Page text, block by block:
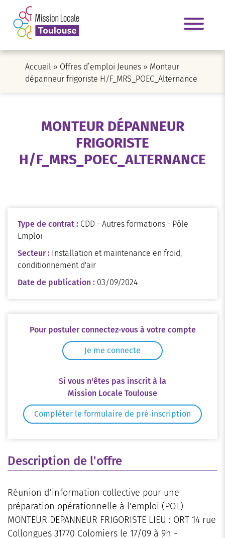
Accueil » Offres d’emploi Jeunes » Monteur
dépanneur frigoriste H/F_MRS_POEC_Alternance
MONTEUR DÉPANNEUR
FRIGORISTE
H/F_MRS_POEC_ALTERNANCE
Description de l'offre
Réunion d’information collective pour une
préparation opérationnelle à l’emploi (POE)
MONTEUR DEPANNEUR FRIGORISTE LIEU : ORT 14 rue
Collongues 31770 Colomiers le 17/09 à 9h -
Type de contrat : CDD - Autres formations - Pôle
Emploi
Secteur : Installation et maintenance en froid,
conditionnement d'air
Date de publication : 03/09/2024
Pour postuler connectez-vous à votre compte
Je me connecte
Si vous n'êtes pas inscrit à la
Mission Locale Toulouse
Compléter le formulaire de pré‑inscription